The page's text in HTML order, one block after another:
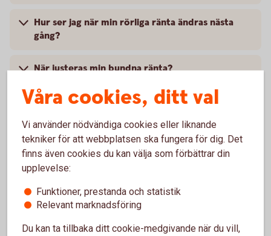
Hur ser jag när min rörliga ränta ändras nästa
gång?
När justeras min bundna ränta?
Vanliga frågor om bolåneräntor
Vad avgör min bolåneränta?
Våra cookies, ditt val
Vi använder nödvändiga cookies eller liknande
tekniker för att webbplatsen ska fungera för dig. Det
finns även cookies du kan välja som förbättrar din
upplevelse:
Funktioner, prestanda och statistik
Relevant marknadsföring
Du kan ta tillbaka ditt cookie-medgivande när du vill,